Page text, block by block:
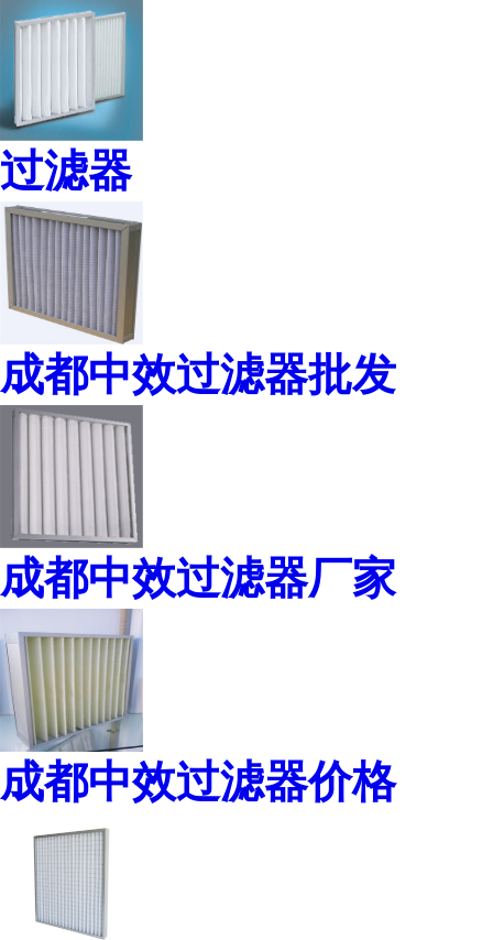
过滤器
成都中效过滤器批发
成都中效过滤器厂家
成都中效过滤器价格